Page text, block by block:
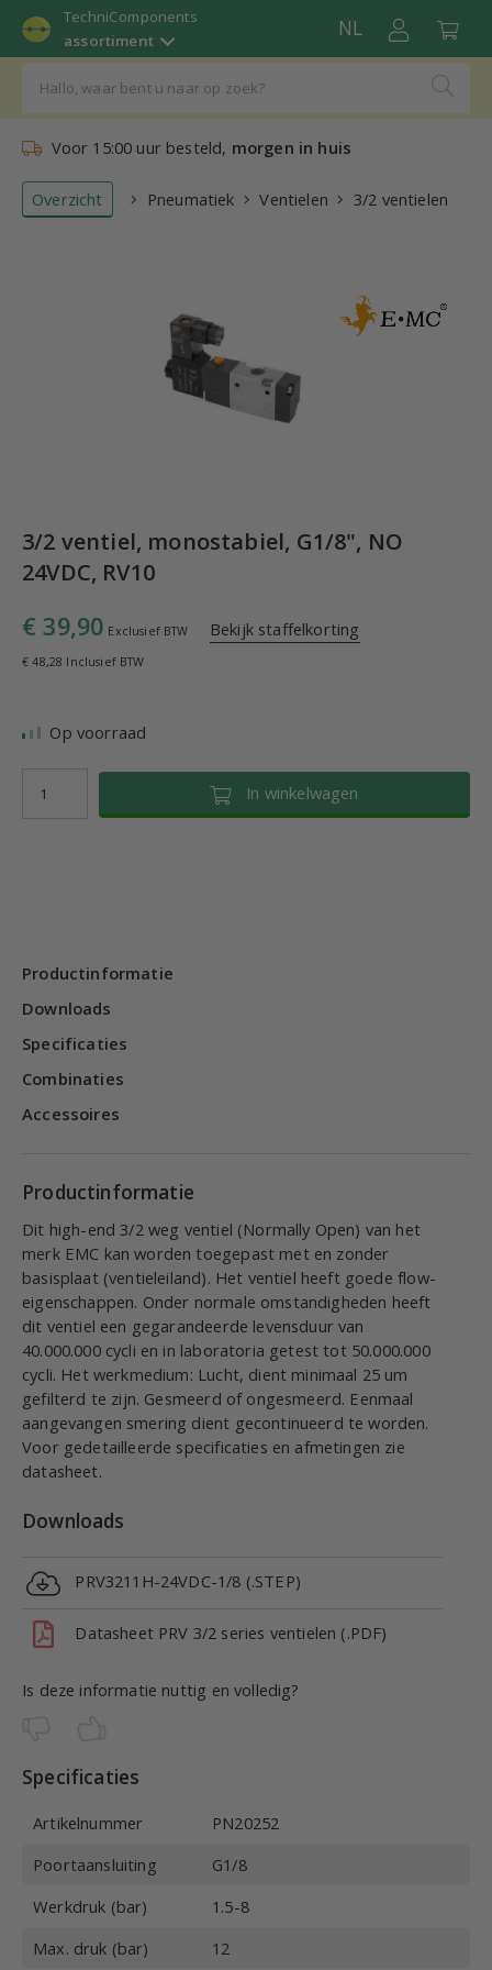
TechniComponents
assortiment
NL
Voor 15:00 uur besteld, morgen in huis
Overzicht Pneumatiek Ventielen 3/2 ventielen
3/2 ventiel, monostabiel, G1/8", NO
24VDC, RV10
€ 39,90 Exclusief BTW Bekijk staffelkorting
€ 48,28 Inclusief BTW
Op voorraad
In winkelwagen
Productinformatie
Downloads
Specificaties
Combinaties
Accessoires
Productinformatie
Dit high-end 3/2 weg ventiel (Normally Open) van het
merk EMC kan worden toegepast met en zonder
basisplaat (ventieleiland). Het ventiel heeft goede flow-
eigenschappen. Onder normale omstandigheden heeft
dit ventiel een gegarandeerde levensduur van
40.000.000 cycli en in laboratoria getest tot 50.000.000
cycli. Het werkmedium: Lucht, dient minimaal 25 um
gefilterd te zijn. Gesmeerd of ongesmeerd. Eenmaal
aangevangen smering dient gecontinueerd te worden.
Voor gedetailleerde specificaties en afmetingen zie
datasheet.
Downloads
PRV3211H-24VDC-1/8 (.STEP)
Datasheet PRV 3/2 series ventielen (.PDF)
Is deze informatie nuttig en volledig?
Specificaties
Artikelnummer
PN20252
Poortaansluiting
G1/8
Werkdruk (bar)
1.5-8
Max. druk (bar)
12